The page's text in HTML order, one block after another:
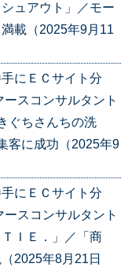
ュアウト」／モー
載（2025年9月11
にＥＣサイト分
スコンサルタント
ちさんちの洗
客に成功（2025年9
にＥＣサイト分
スコンサルタント
ＩＥ．」／「商
2025年8月21日